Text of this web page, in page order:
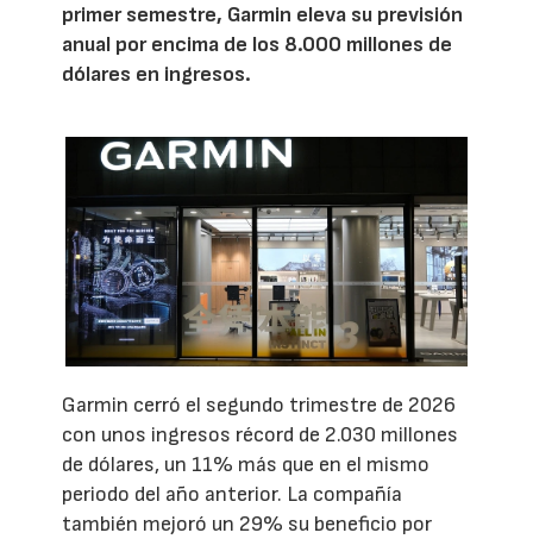
primer semestre, Garmin eleva su previsión
anual por encima de los 8.000 millones de
dólares en ingresos.
Garmin cerró el segundo trimestre de 2026
con unos ingresos récord de 2.030 millones
de dólares, un 11% más que en el mismo
periodo del año anterior. La compañía
también mejoró un 29% su beneficio por